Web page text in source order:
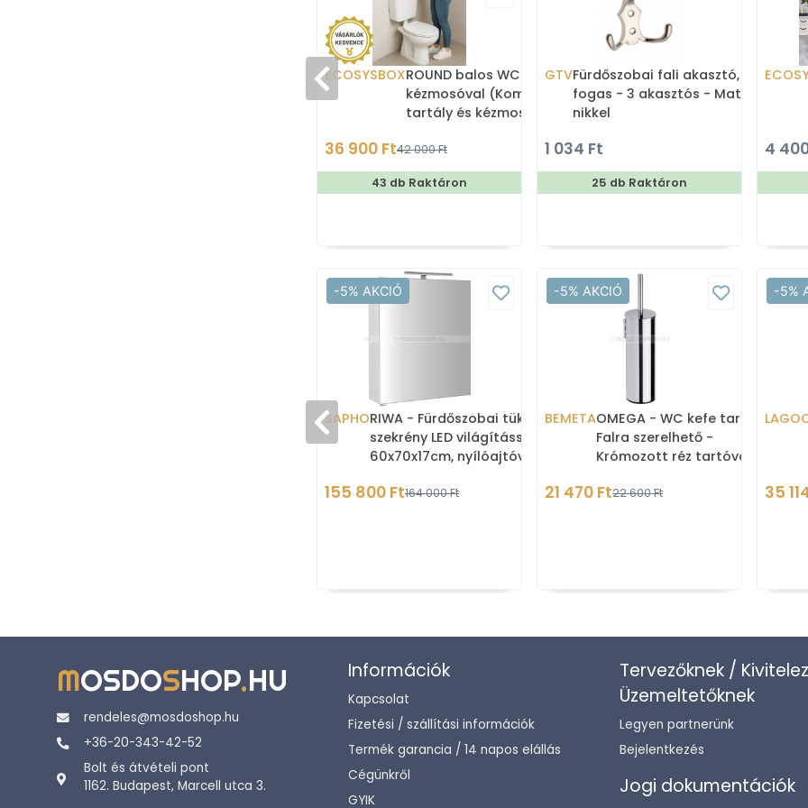
ECOSYSBOXROUND balos WC tartály
kézmosóval (Kombi WC
tartály és kézmosó)
36 900 Ft42 000 Ft
43 db Raktáron
GTVFürdőszobai fali akasztó,
fogas - 3 akasztós - Matt
nikkel
1 034 Ft
25 db Raktáron
4
-5% AKCIÓ
SAPHORIWA - Fürdőszobai tükrös
szekrény LED világítással,
60x70x17cm, nyílóajtóval -
155 800 Ft164 000 Ft
-5% AKCIÓ
BEMETAOMEGA - WC kefe tartó -
Falra szerelhető -
Krómozott réz tartóval,
21 470 Ft22 600 Ft
-5%
35
MOSDOSHOP.HU
rendeles@mosdoshop.hu
+36-20-343-42-52
Bolt és átvételi pont
1162. Budapest, Marcell utca 3.
Információk
Kapcsolat
Fizetési / szállítási információk
Termék garancia / 14 napos elállás
Cégünkről
GYIK
Tervezőknek /
Üzemeltetőknek
Legyen partnerünk
Bejelentkezés
Jogi dokumentációk